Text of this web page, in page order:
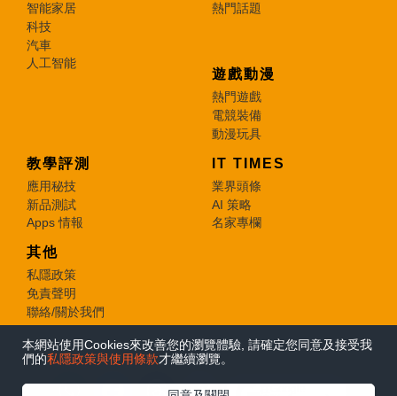
本網站使用Cookies來改善您的瀏覽體驗, 請確定您同意及接受我
們的私隱政策與使用條款才繼續瀏覽。
智能家居
科技
汽車
人工智能
熱門話題
遊戲動漫
熱門遊戲
電競裝備
動漫玩具
教學評測
應用秘技
新品測試
Apps 情報
IT TIMES
業界頭條
AI 策略
名家專欄
其他
私隱政策
免責聲明
聯絡/關於我們
© 2026 e-zone. All Rights Reserved.